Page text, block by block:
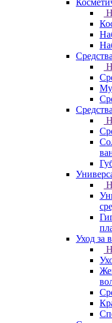
Уход за